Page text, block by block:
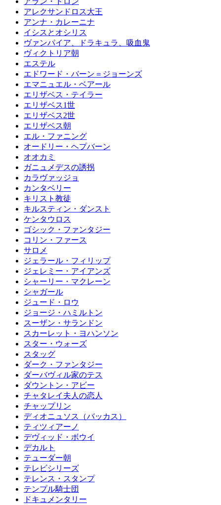
アレクサンドロス大王
アンナ・カレーニナ
イシスとオシリス
ヴァンパイア、ドラキュラ、吸血鬼
ヴィクトリア朝
エステル
エドワード・バーン＝ジョーンズ
エマニュエル・ベアール
エリザベス・テイラー
エリザベス1世
エリザベス2世
エリザベス朝
エル・ファニング
オードリー・ヘプバーン
オオカミ
ガニュメデスの誘拐
カラヴァッジョ
カンタベリー
キリスト教徒
キルスティン・ダンスト
ケンタウロス
ゴシック・ファンタジー
コリン・ファース
サロメ
ジェラール・フィリップ
ジェレミー・アイアンズ
シャーリー・マクレーン
シャガール
ジュード・ロウ
ジョージ・ハミルトン
スーザン・サランドン
スカーレット・ヨハンソン
スター・ウォーズ
スタッグ
ダーク・ファンタジー
ダーバヴィル家のテス
ダウントン・アビー
チャタレイ夫人の恋人
チャップリン
ディオニュソス（バッカス）
ティツィアーノ
デヴィッド・ボウイ
デカルト
テューダー朝
テレビシリーズ
テレンス・スタンプ
テンプル騎士団
ドキュメンタリー